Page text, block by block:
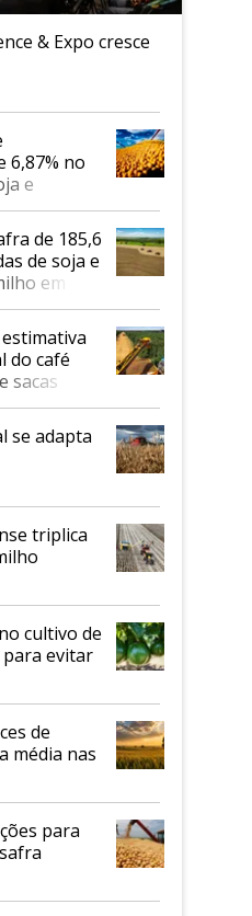
& Expo cresce
6,87% no
e
de 185,6
de soja e
em
do café
sacas
se adapta
triplica
cultivo de
evitar
de
média nas
para